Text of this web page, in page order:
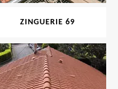
ZINGUERIE 69